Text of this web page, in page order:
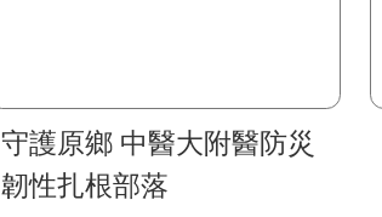
守護原鄉 中醫大附醫防災
韌性扎根部落